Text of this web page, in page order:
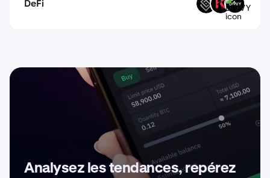
DeFi DECT KAR DIVVY
Analysez les tendances, repérez